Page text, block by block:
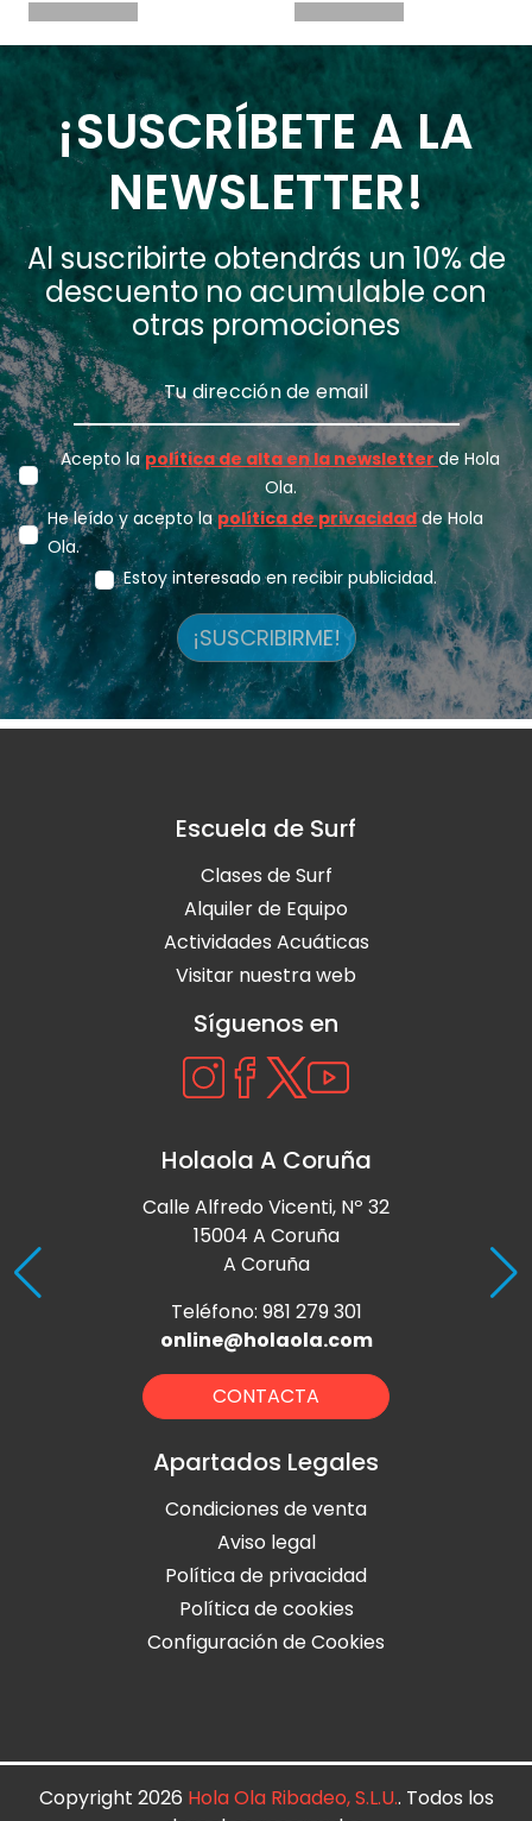
¡SUSCRÍBETE A LA
NEWSLETTER!
Al suscribirte obtendrás un 10% de
descuento no acumulable con
otras promociones
Acepto lapolítica de alta en la newsletter de Hola
Ola.
He leído y acepto lapolítica de privacidadde Hola
Ola.
Estoy interesado en recibir publicidad.
¡SUSCRIBIRME!
Escuela de Surf
Clases de Surf
Alquiler de Equipo
Actividades Acuáticas
Visitar nuestra web
Síguenos en
Holaola A Coruña
Calle Alfredo Vicenti, Nº 32
15004 A Coruña
A Coruña
Teléfono: 981 279 301
online@holaola.com
CONTACTA
Apartados Legales
Condiciones de venta
Aviso legal
Política de privacidad
Política de cookies
Configuración de Cookies
Copyright 2026 Hola Ola Ribadeo, S.L.U.. Todos los